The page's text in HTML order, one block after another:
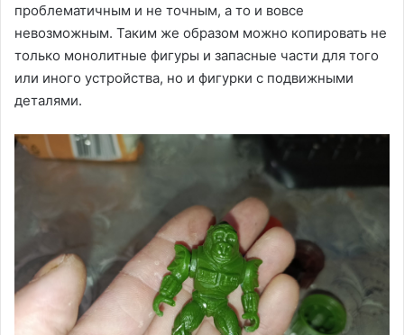
проблематичным и не точным, а то и вовсе
невозможным. Таким же образом можно копировать не
только монолитные фигуры и запасные части для того
или иного устройства, но и фигурки с подвижными
деталями.